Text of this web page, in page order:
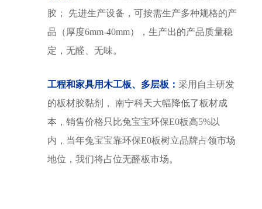
胶； 先进生产设备，可按需生产多种规格的产
品（厚度6mm-40mm），生产出的产品质量稳
定，无醛、无味。
工程和家具用木工板、多层板： 采用自主研发
的板材胶黏剂， 南宁科天大幅降低了板材成
本，销售价格只比兔宝宝环保E0板高5%以
内，当年兔宝宝靠环保E0板树立品牌占领市场
地位，我们将占位无醛板市场。